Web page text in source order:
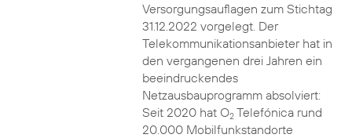
Versorgungsauflagen zum Stichtag
31.12.2022 vorgelegt. Der
Telekommunikationsanbieter hat in
den vergangenen drei Jahren ein
beeindruckendes
Netzausbauprogramm absolviert:
Seit 2020 hat O2Telefónica rund
20.000 Mobilfunkstandorte